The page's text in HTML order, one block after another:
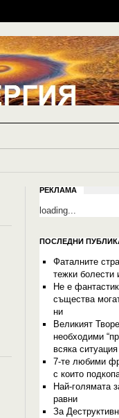
РЕКЛАМА
loading...
ПОСЛЕДНИ
Фаталните
тежки болести
Не е
същества
ни
Великият
необходими
всяка ситуация
7-те любими
с които
Най-голямата
равни
За